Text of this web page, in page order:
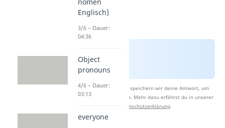
Nach Beantwortung speichern wir deine Antwort, um
Studyflix zu verbessern. Mehr dazu erfährst du in unserer
Datenschutzerklärung.
nomen
Englisch)
3/6 – Dauer:
04:36
Object
pronouns
4/6 – Dauer:
03:13
everyone